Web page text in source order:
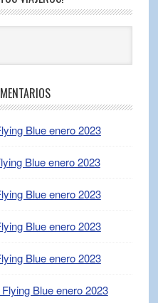
Blue enero 2023
Blue enero 2023
Blue enero 2023
Blue enero 2023
Blue enero 2023
Blue enero 2023